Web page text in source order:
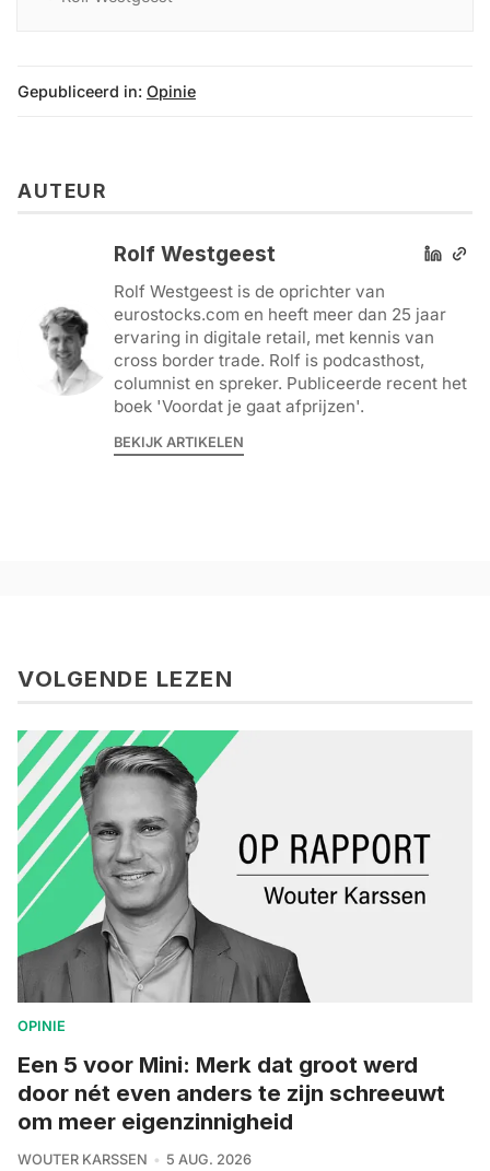
circa 10 procent daarvan nog contant wordt
Gepubliceerd in: Opinie
AUTEUR
Rolf Westgeest
Rolf Westgeest is de oprichter van
eurostocks.com en heeft meer dan 25 jaar
ervaring in digitale retail, met kennis van
cross border trade. Rolf is podcast­host,
columnist en spreker. Publiceerde recent het
boek 'Voordat je gaat afprijzen'.
BEKIJK ARTIKELEN
VOLGENDE LEZEN
OPINIE
Een 5 voor Mini: Merk dat groot werd
door nét even anders te zijn schreeuwt
om meer eigenzinnigheid
WOUTER KARSSEN 5 AUG. 2026